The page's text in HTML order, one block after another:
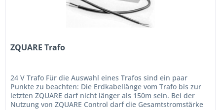
ZQUARE Trafo
24 V Trafo Für die Auswahl eines Trafos sind ein paar
Punkte zu beachten: Die Erdkabellänge vom Trafo bis zur
letzten ZQUARE darf nicht länger als 150m sein. Bei der
Nutzung von ZQUARE Control darf die Gesamtstromstärke